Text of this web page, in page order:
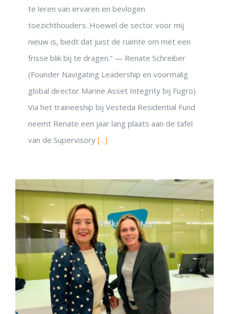
te leren van ervaren en bevlogen
toezichthouders. Hoewel de sector voor mij
nieuw is, biedt dat juist de ruimte om met een
frisse blik bij te dragen.” — Renate Schreiber
(Founder Navigating Leadership en voormalig
global director Marine Asset Integrity bij Fugro)
Via het traineeship bij Vesteda Residential Fund
neemt Renate een jaar lang plaats aan de tafel
van de Supervisory [...]